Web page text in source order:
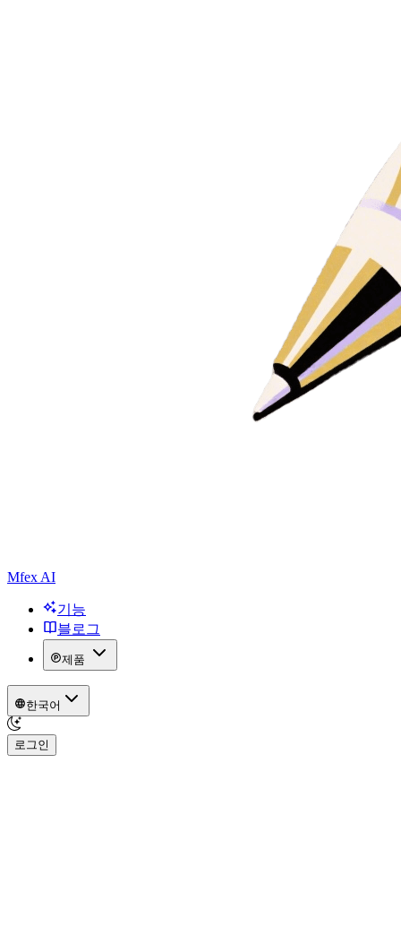
Mfex AI
기능
블로그
제품
한국어
로그인